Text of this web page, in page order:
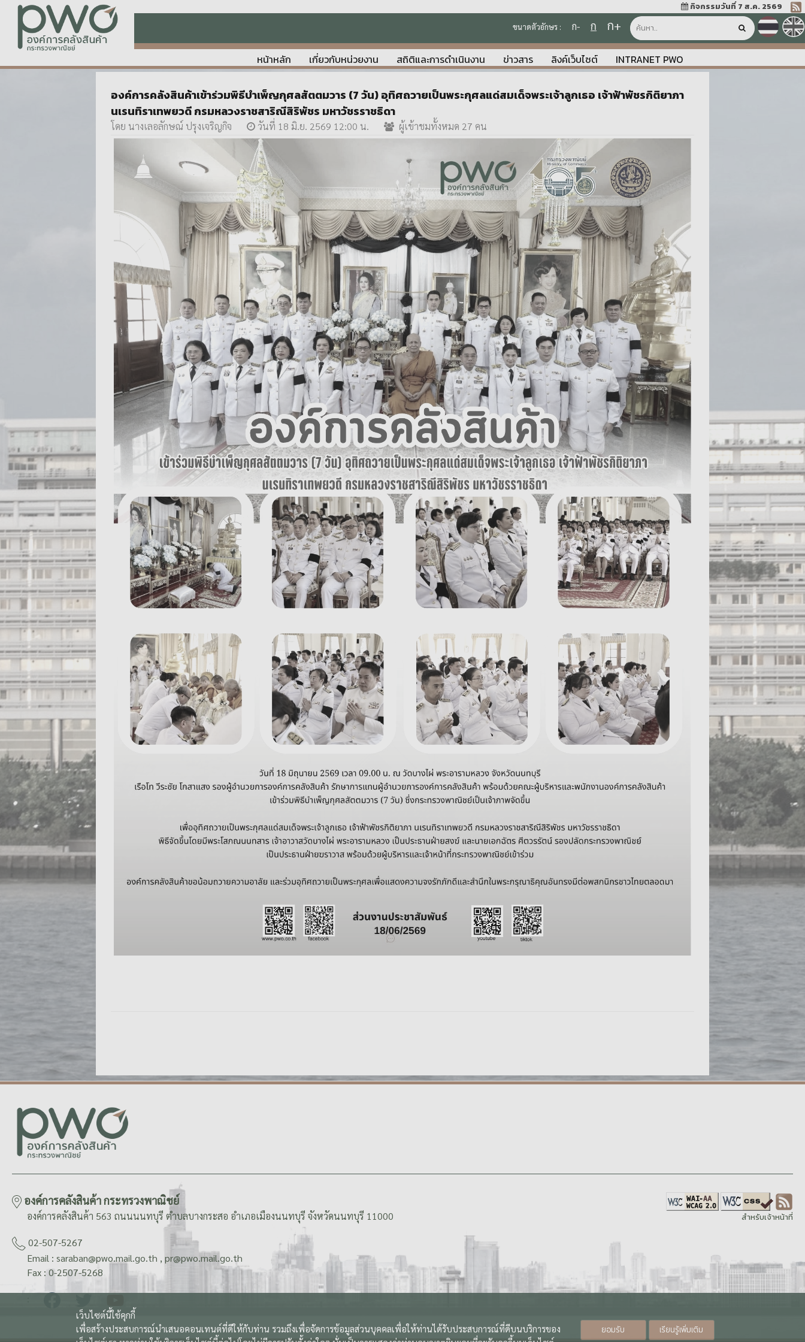
กิจกรรมวันที่ 7 ส.ค. 2569
ขนาดตัวอักษร : ก- ก ก+
หน้าหลัก เกี่ยวกับหน่วยงาน สถิติและการดำเนินงาน ข่าวสาร ลิงค์เว็บไซต์ INTRANET PWO
องค์การคลังสินค้าเข้าร่วมพิธีบำเพ็ญกุศลสัตตมวาร (7 วัน) อุทิศถวายเป็นพระกุศลแด่สมเด็จพระเจ้าลูกเธอ เจ้าฟ้าพัชรกิติยาภา
นเรนทิราเทพยวดี กรมหลวงราชสาริณีสิริพัชร มหาวัชรราชธิดา
โดย นางเลอลักษณ์ ปรุงเจริญกิจ วันที่ 18 มิ.ย. 2569 12:00 น. ผู้เข้าชมทั้งหมด 27 คน
องค์การคลังสินค้า กระทรวงพาณิชย์
องค์การคลังสินค้า 563 ถนนนนทบุรี ตำบลบางกระสอ อำเภอเมืองนนทบุรี จังหวัดนนทบุรี 11000
02-507-5267
Email : saraban@pwo.mail.go.th , pr@pwo.mail.go.th
Fax : 0-2507-5268
สำหรับเจ้าหน้าที่
เว็บไซต์นี้ใช้คุกกี้
เพื่อสร้างประสบการณ์นำเสนอคอนเทนต์ที่ดีให้กับท่าน รวมถึงเพื่อจัดการข้อมูลส่วนบุคคลเพื่อให้ท่านได้รับประสบการณ์ที่ดีบนบริการของ
ยอมรับ เรียนรู้เพิ่มเติม